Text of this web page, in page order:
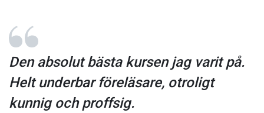
Den absolut bästa kursen jag varit på.
Helt underbar föreläsare, otroligt
kunnig och proffsig.